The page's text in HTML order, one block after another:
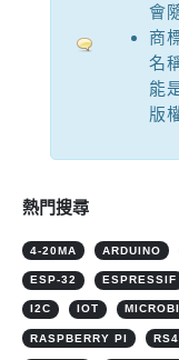
會
商
名
能
版
熱門搜尋
4-20MA ARDUINO
ESP-32 ESPRESSIF
I2C IOT
RASPBERRY PI